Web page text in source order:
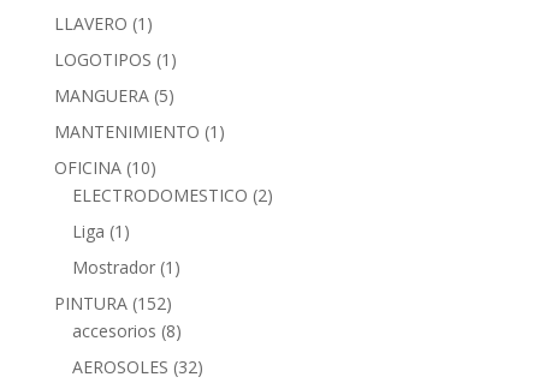
LLAVERO (1)
LOGOTIPOS (1)
MANGUERA (5)
MANTENIMIENTO (1)
OFICINA (10)
ELECTRODOMESTICO (2)
Liga (1)
Mostrador (1)
PINTURA (152)
accesorios (8)
AEROSOLES (32)